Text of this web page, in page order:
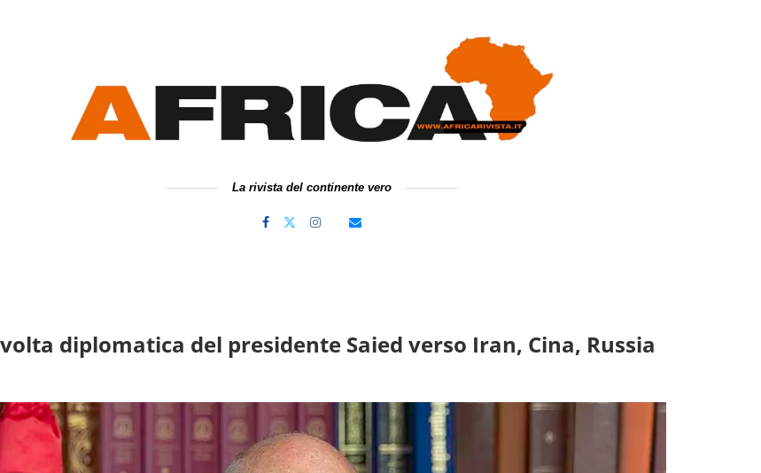
La rivista del continente vero
diplomatica del presidente Saied verso Iran, Cina, Russia